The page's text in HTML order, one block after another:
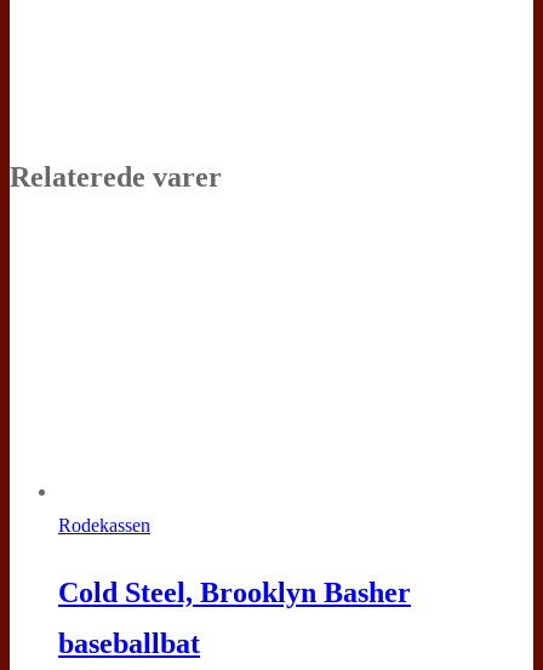
Relaterede varer
Rodekassen
Cold Steel, Brooklyn Basher
baseballbat